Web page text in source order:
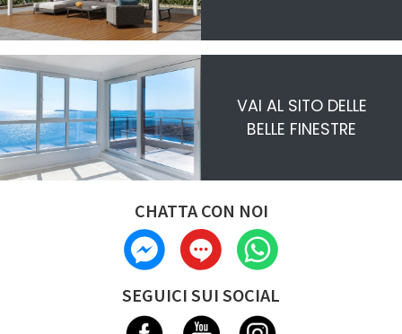
VAI AL SITO DELLE
BELLE FINESTRE
CHATTA CON NOI
SEGUICI SUI SOCIAL